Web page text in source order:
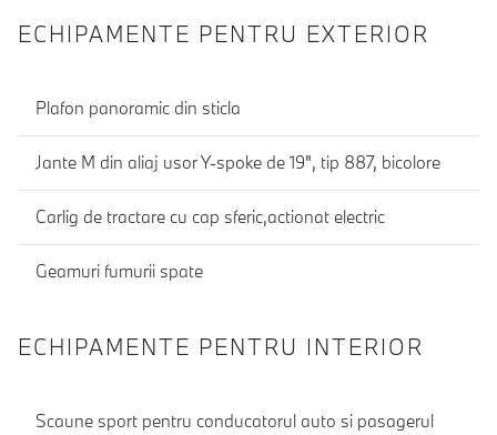
ECHIPAMENTE PENTRU EXTERIOR
Plafon panoramic din sticla
Jante M din aliaj usor Y-spoke de 19", tip 887, bicolore
Carlig de tractare cu cap sferic,actionat electric
Geamuri fumurii spate
ECHIPAMENTE PENTRU INTERIOR
Scaune sport pentru conducatorul auto si pasagerul